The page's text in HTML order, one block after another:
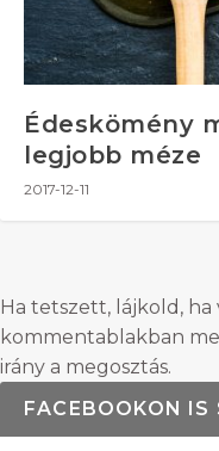
Édeskömény
legjobb méze
2017-12-11
Ha tetszett, lájkold,
kommentablakban
irány a megosztás.
FACEBOOKON IS